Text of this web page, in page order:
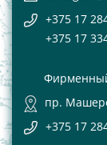
+375 17
+375 17
пр.
+375 17